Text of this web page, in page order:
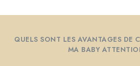
QUELS SONT LES AVANTAGES DE
MA BABY